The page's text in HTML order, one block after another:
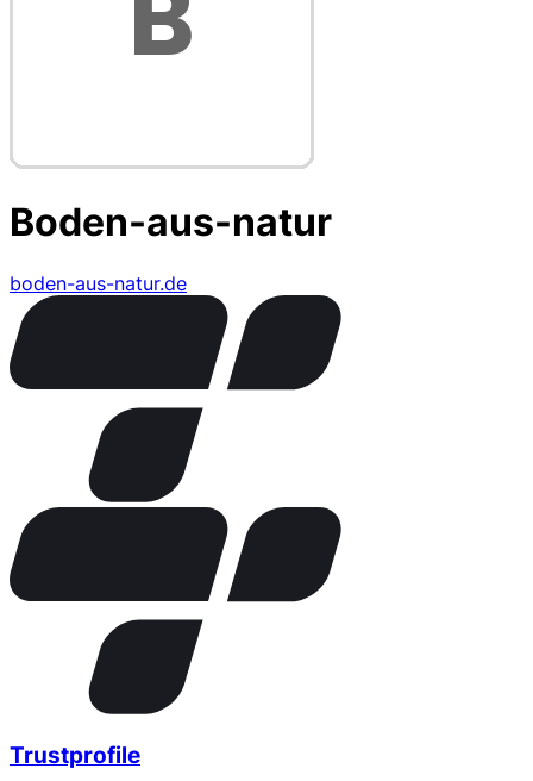
Boden-aus-natur
boden-aus-natur.de
Trustprofile